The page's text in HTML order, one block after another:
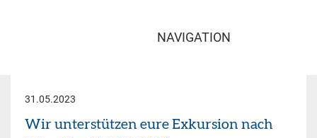
NAVIGATION
31.05.2023
Wir unterstützen eure Exkursion nach